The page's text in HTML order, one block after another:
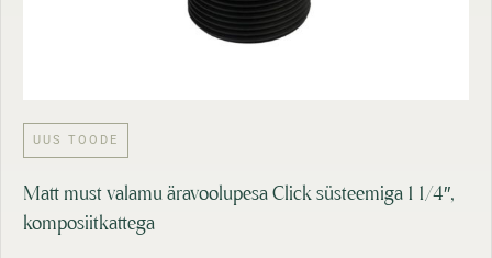
UUS TOODE
Matt must valamu äravoolupesa Click süsteemiga 1 1/4″,
komposiitkattega